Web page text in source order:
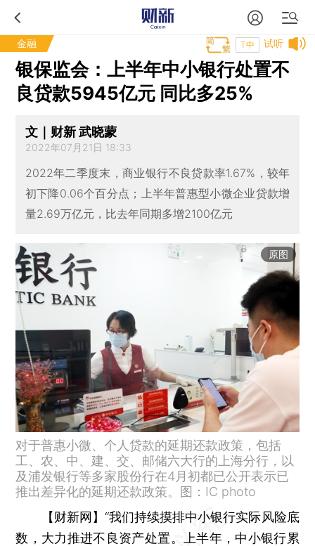
金融 试听
T中
银保监会：上半年中小银行处置不
良贷款5945亿元 同比多25%
文｜财新 武晓蒙
2022年07月21日 18:33
2022年二季度末，商业银行不良贷款率1.67%，较年
初下降0.06个百分点；上半年普惠型小微企业贷款增
量2.69万亿元，比去年同期多增2100亿元
原图
对于普惠小微、个人贷款的延期还款政策，包括
工、农、中、建、交、邮储六大行的上海分行，以
及浦发银行等多家股份行在4月初都已公开表示已
推出差异化的延期还款政策。图：IC photo
【财新网】 “我们持续摸排中小银行实际风险底
数，大力推进不良资产处置。上半年，中小银行累